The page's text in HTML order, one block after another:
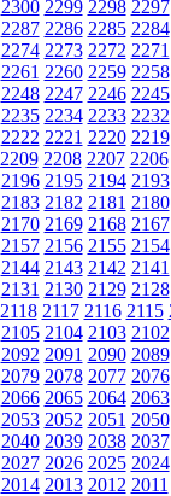
2300 2299 2298 2297
2287 2286 2285 2284
2274 2273 2272 2271
2261 2260 2259 2258
2248 2247 2246 2245
2235 2234 2233 2232
2222 2221 2220 2219
2209 2208 2207 2206
2196 2195 2194 2193
2183 2182 2181 2180
2170 2169 2168 2167
2157 2156 2155 2154
2144 2143 2142 2141
2131 2130 2129 2128
2118 2117 2116 2115
2105 2104 2103 2102
2092 2091 2090 2089
2079 2078 2077 2076
2066 2065 2064 2063
2053 2052 2051 2050
2040 2039 2038 2037
2027 2026 2025 2024
2014 2013 2012 2011